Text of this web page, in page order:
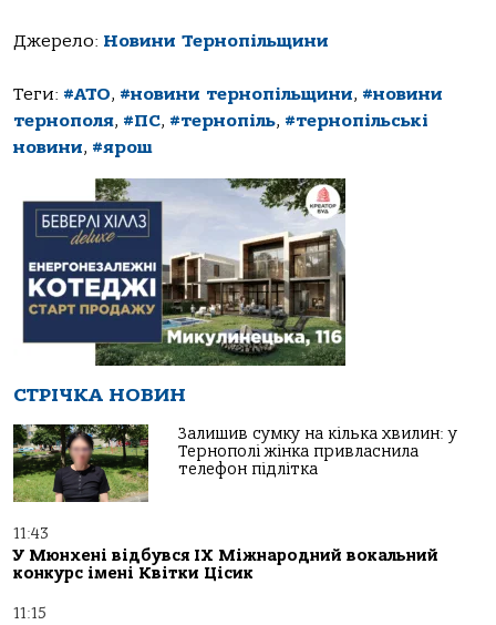
Джерело: Новини Тернопільщини
Теги: #АТО, #новини тернопільщини, #новини
тернополя, #ПС, #тернопіль, #тернопільські
новини, #ярош
СТРІЧКА НОВИН
Залишив сумку на кілька хвилин: у
Тернополі жінка привласнила
телефон підлітка
11:43
У Мюнхені відбувся IX Міжнародний вокальний
конкурс імені Квітки Цісик
11:15